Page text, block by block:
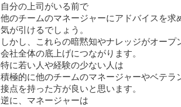
自分の上司がいる前で
他のチームのマネージャーにアドバイスを求
気が引けるでしょう。
しかし、これらの暗黙知やナレッジがオープ
会社全体の底上げにつながります。
特に若い人や経験の少ない人は
積極的に他のチームのマネージャーやベテラ
接点を持った方が良いと思います。
逆に、マネージャーは